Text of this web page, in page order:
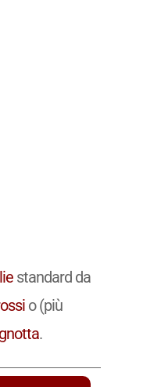
standard da
o (più
.